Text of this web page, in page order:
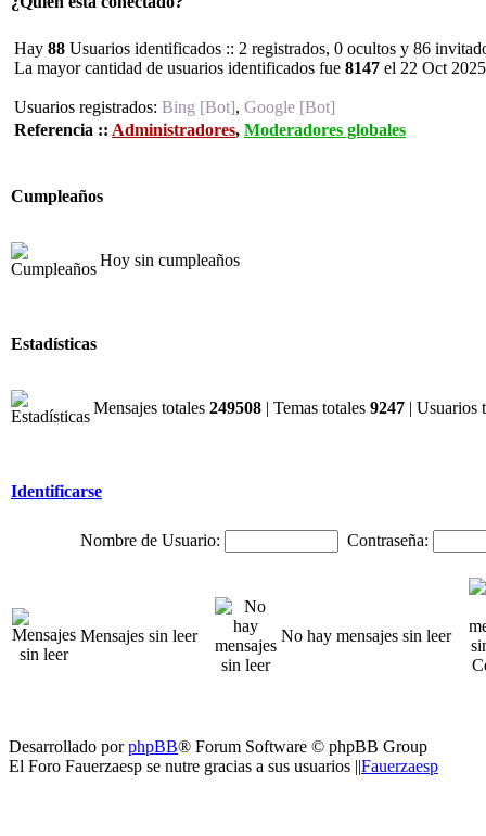
Hay 88 Usuarios identificados :: 2 registrados, 0 ocultos y 86
La mayor cantidad de usuarios identificados fue 8147 el 22 Oct
Usuarios registrados: Bing [Bot], Google [Bot]
Referencia :: Administradores, Moderadores globales
Cumpleaños
Hoy sin cumpleaños
Estadísticas
Mensajes totales 249508 | Temas totales 9247 | Usuarios
Identificarse
Nombre de Usuario: Contraseña:
Mensajes sin leer No hay mensajes sin leer
Desarrollado porphpBB® Forum Software © phpBB Group
El Foro Fauerzaesp se nutre gracias a sus usuarios ||Fauerzaesp